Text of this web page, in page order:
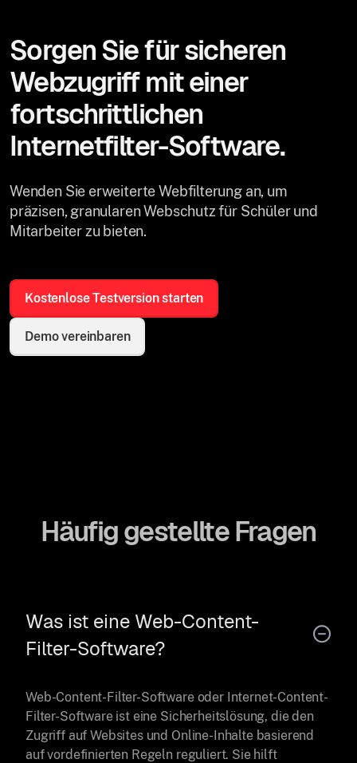
Sorgen Sie für sicheren
Webzugriff mit einer
fortschrittlichen
Internetfilter-Software.
Wenden Sie erweiterte Webfilterung an, um
präzisen, granularen Webschutz für Schüler und
Mitarbeiter zu bieten.
Kostenlose Testversion starten
Demo vereinbaren
Häufig gestellte Fragen
Was ist eine Web-Content-
Filter-Software?
Web-Content-Filter-Software oder Internet-Content-
Filter-Software ist eine Sicherheitslösung, die den
Zugriff auf Websites und Online-Inhalte basierend
auf vordefinierten Regeln reguliert. Sie hilft